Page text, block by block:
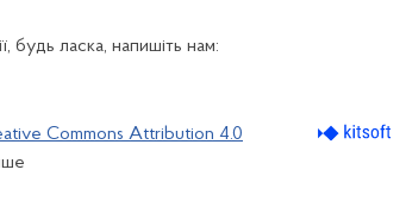
будь ласка, напишіть нам:
Commons Attribution 4.0